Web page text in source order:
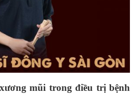
mũi trong điều trị bệnh